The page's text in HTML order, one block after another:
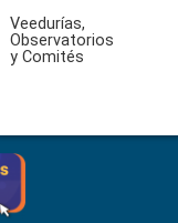
Veedurías,
Observatorios
y Comités